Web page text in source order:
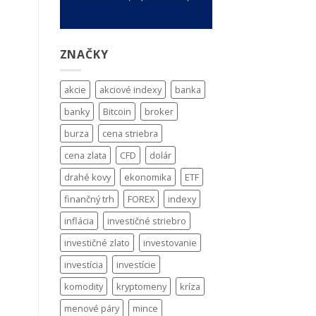
ZNAČKY
akcie akciové indexy
banka
banky
Bitcoin
broker
burza
cena striebra
cena zlata
CFD
dolár
drahé kovy
ekonomika
ETF
finančný trh
FOREX
indexy
inflácia
investičné striebro
investičné zlato
investovanie
investícia
investície
komodity
kryptomeny
kríza
menové páry
mince